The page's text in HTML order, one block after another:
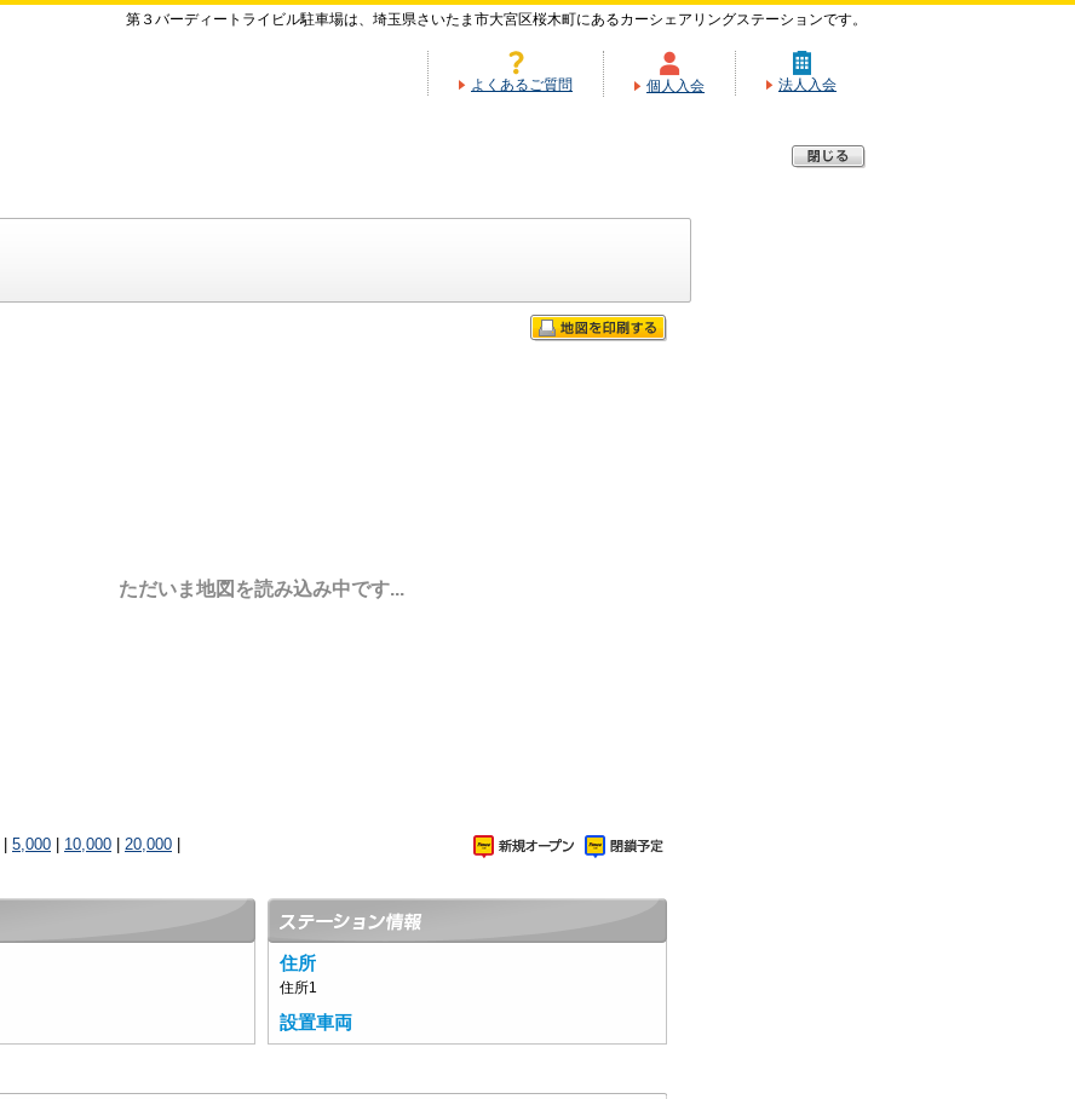
第３バーディートライビル駐車場は、埼玉県さいたま市大宮区桜木町にあるカーシェアリングステーションです。
よくあるご質問 個人入会 法人入会
ただいま地図を読み込み中です...
5,000 10,000 20,000
住所
住所1
設置車両